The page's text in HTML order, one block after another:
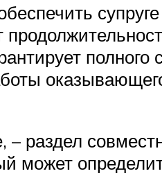
– раздел
может